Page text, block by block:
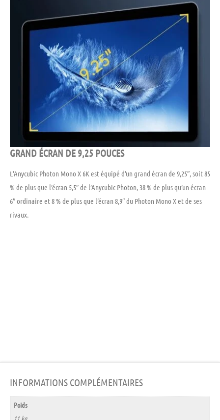
GRAND ÉCRAN DE 9,25 POUCES
L’Anycubic Photon Mono X 6K est équipé d’un grand écran de 9,25″, soit 85
% de plus que l’écran 5,5″ de l’Anycubic Photon, 38 % de plus qu’un écran
6″ ordinaire et 8 % de plus que l’écran 8,9″ du Photon Mono X et de ses
rivaux.
INFORMATIONS COMPLÉMENTAIRES
Poids
11 kg